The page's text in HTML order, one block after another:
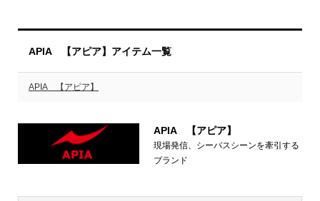
APIA 【アピア】アイテム一覧
APIA 【アピア】
APIA 【アピア】
現場発信、シーバスシーンを牽引する
ブランド